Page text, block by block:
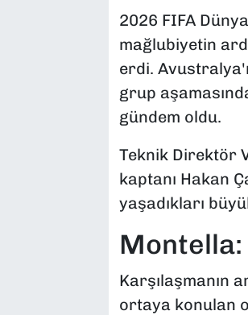
2026 FIFA
mağlubiyetin
erdi.
grup
gündem oldu.
Teknik Direktör
kaptanı Hakan
yaşadıkları
Montella:
Karşılaşmanın
ortaya konulan